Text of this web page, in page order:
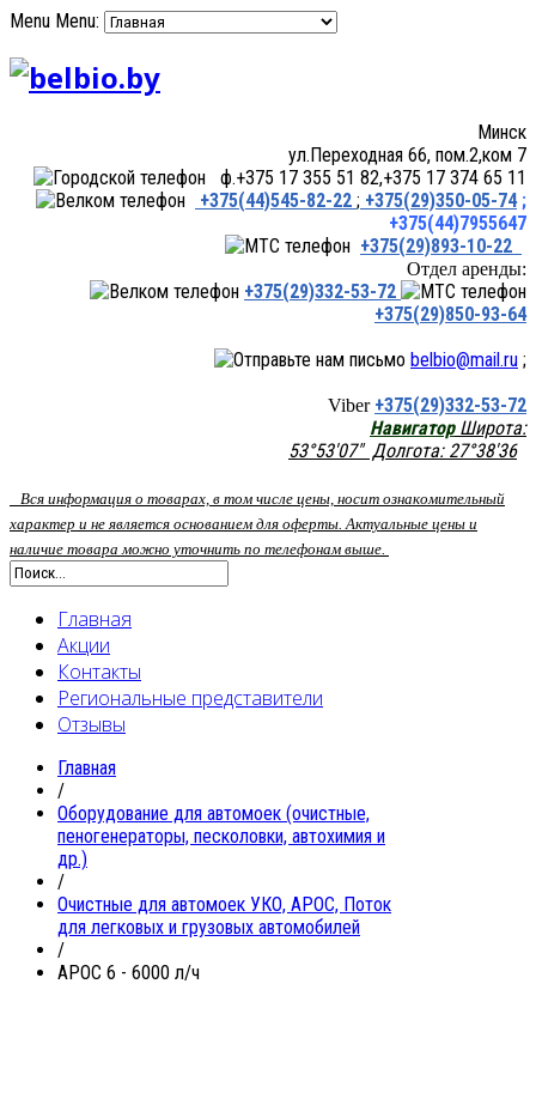
Menu Menu:
Минск
ул.Переходная 66, пом.2,ком 7
ф.+375 17 355 51 82,+375 17 374 65 11
+375(44)545-82-22 ; +375(29)350-05-74 ;
+375(44)7955647
+375(29)893-10-22
Отдел аренды:
+375(29)332-53-72
+375(29)850-93-64
belbio@mail.ru ;
Viber +375(29)332-53-72
НавигаторШирота:
53°53'07" Долгота: 27°38'36
Вся информация о товарах, в том числе цены, носит ознакомительный
характер и не является основанием для оферты. Актуальные цены и
наличие товара можно уточнить по телефонам выше.
Главная
Акции
Контакты
Региональные представители
Отзывы
Главная
/
Oборудование для автомоек (очистные,
пеногенераторы, песколовки, автохимия и
др.)
/
Очистные для автомоек УКО, АРОС, Поток
для легковых и грузовых автомобилей
/
АРОС 6 - 6000 л/ч